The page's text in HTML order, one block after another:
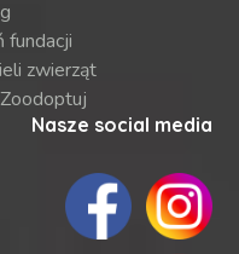
fundacji
zwierząt
Nasze social media